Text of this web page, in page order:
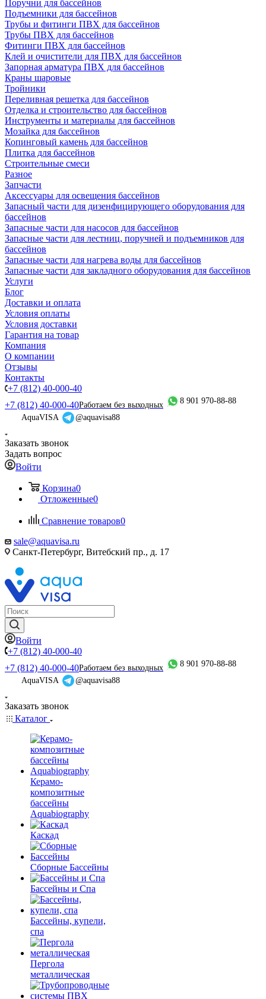
Поручни для бассейнов
Подъемники для бассейнов
Трубы и фитинги ПВХ для бассейнов
Трубы ПВХ для бассейнов
Фитинги ПВХ для бассейнов
Клей и очистители для ПВХ для бассейнов
Запорная арматура ПВХ для бассейнов
Краны шаровые
Тройники
Переливная решетка для бассейнов
Отделка и строительство для бассейнов
Инструменты и материалы для бассейнов
Мозайка для бассейнов
Копинговый камень для бассейнов
Плитка для бассейнов
Строительные смеси
Разное
Запчасти
Аксессуары для освещения бассейнов
Запасный части для дизенфицирующего оборудования для
бассейнов
Запасные части для насосов для бассейнов
Запасные части для лестниц, поручней и подъемников для
бассейнов
Запасные части для нагрева воды для бассейнов
Запасные части для закладного оборудования для бассейнов
Услуги
Блог
Доставки и оплата
Условия оплаты
Условия доставки
Гарантия на товар
Компания
О компании
Отзывы
Контакты
+7 (812) 40-000-40
+7 (812) 40-000-40Работаем без выходных
8 901 970-88-88
AquaVISA
@aquavisa88
Заказать звонок
Задать вопрос
Войти
Корзина0
Отложенные0
Сравнение товаров0
sale@aquavisa.ru
Санкт-Петербург, Витебский пр., д. 17
Войти
+7 (812) 40-000-40
+7 (812) 40-000-40Работаем без выходных
8 901 970-88-88
AquaVISA
@aquavisa88
Заказать звонок
Каталог
Керамо-
композитные
бассейны
Aquabiography
Каскад
Сборные Бассейны
Бассейны и Спа
Бассейны, купели,
спа
Пергола
металлическая